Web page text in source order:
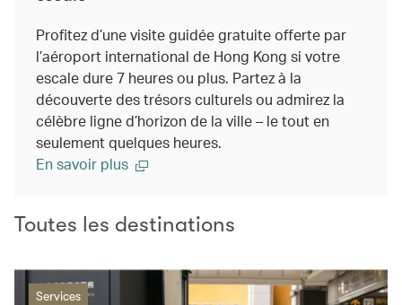
Profitez d’une visite guidée gratuite offerte par
l’aéroport international de Hong Kong si votre
escale dure 7 heures ou plus. Partez à la
découverte des trésors culturels ou admirez la
célèbre ligne d’horizon de la ville – le tout en
seulement quelques heures.
En savoir plus
Toutes les destinations
Services